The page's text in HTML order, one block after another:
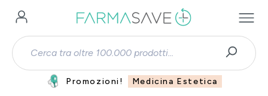
Passa al contenuto principale
Promozioni! Medicina Estetica